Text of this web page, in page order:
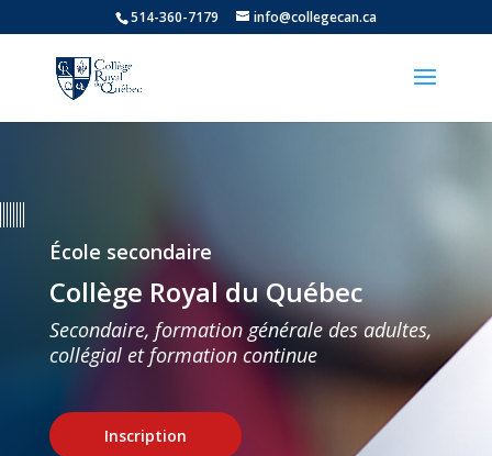
514-360-7179 info@collegecan.ca
École secondaire
Collège Royal du Québec
Secondaire, formation générale des adultes,
collégial et formation continue
Inscription